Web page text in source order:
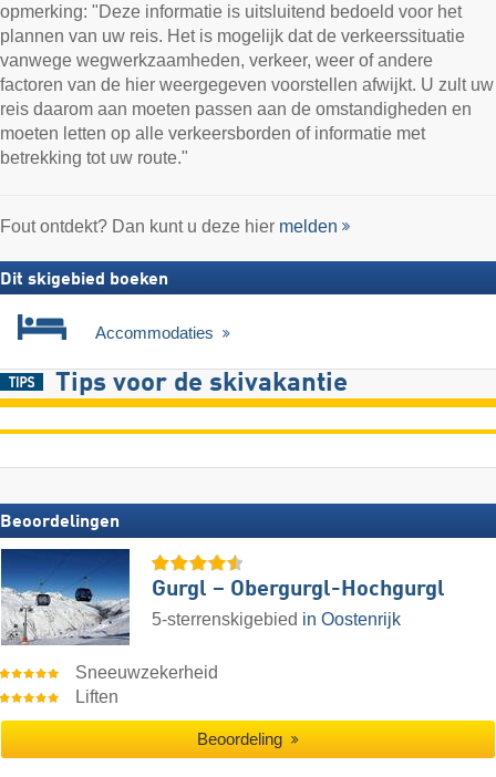
opmerking: "Deze informatie is uitsluitend bedoeld voor het
plannen van uw reis. Het is mogelijk dat de verkeerssituatie
vanwege wegwerkzaamheden, verkeer, weer of andere
factoren van de hier weergegeven voorstellen afwijkt. U zult uw
reis daarom aan moeten passen aan de omstandigheden en
moeten letten op alle verkeersborden of informatie met
betrekking tot uw route."
Fout ontdekt? Dan kunt u deze hier melden
Dit skigebied boeken
Accommodaties
Tips voor de skivakantie
Beoordelingen
Gurgl – Obergurgl-Hochgurgl
5-sterrenskigebied in Oostenrijk
Sneeuwzekerheid
Liften
Beoordeling